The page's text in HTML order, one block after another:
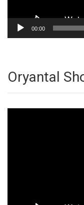
00:00
Oryantal